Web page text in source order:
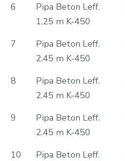
6
Pipa Beton Leff.
1,25 m K-450
7
Pipa Beton Leff.
2.45 m K-450
8
Pipa Beton Leff.
2.45 m K-450
9
Pipa Beton Leff.
2.45 m K-450
10
Pipa Beton Leff.